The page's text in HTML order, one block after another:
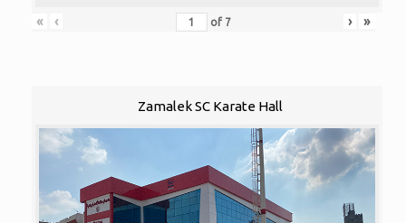
« ‹ of 7 › »
Zamalek SC Karate Hall